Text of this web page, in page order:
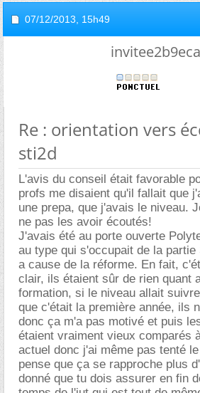
07/12/2013, 15h49
Re : orientation vers
sti2d
L'avis du conseil était favorable
profs me disaient qu'il fallait que
une prepa, que j'avais le niveau.
ne pas les avoir écoutés!
J'avais été au porte ouverte
au type qui s'occupait de la partie
a cause de la réforme. En fait,
clair, ils étaient sûr de rien quant
formation, si le niveau allait
que c'était la première année, ils
donc ça m'a pas motivé et puis
étaient vraiment vieux comparés
actuel donc j'ai même pas tenté
pense que ça se rapproche plus
donné que tu dois assurer en fin